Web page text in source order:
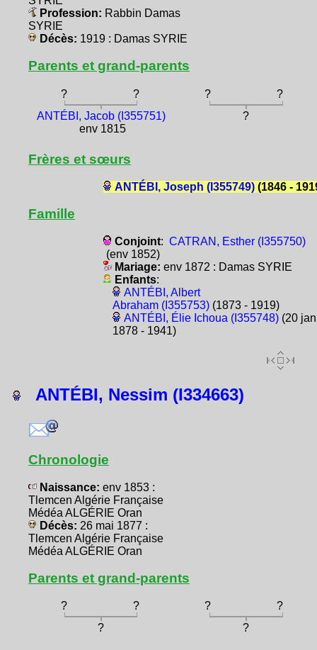
Profession: Rabbin Damas
SYRIE
Décès: 1919 : Damas SYRIE
Parents et grand-parents
? ? ?
?
ANTÉBI, Jacob (I355751)
env 1815
?
Frères et sœurs
ANTÉBI, Joseph (I355749)(1846 -
Famille
Conjoint: CATRAN, Esther (I355750)
(env 1852)
Mariage: env 1872 : Damas SYRIE
Enfants:
ANTÉBI, Albert
Abraham (I355753)(1873 - 1919)
ANTÉBI, Élie Ichoua (I355748)(20 jan
1878 - 1941)
ANTÉBI, Nessim (I334663)
Chronologie
Naissance: env 1853 :
Tlemcen Algérie Française
Médéa ALGÉRIE Oran
Décès: 26 mai 1877 :
Tlemcen Algérie Française
Médéa ALGÉRIE Oran
Parents et grand-parents
? ? ?
?
?
?